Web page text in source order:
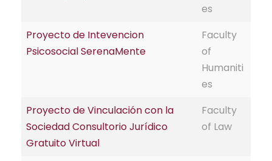
es
Proyecto de Intevencion
Psicosocial SerenaMente
Faculty
of
Humaniti
es
Proyecto de Vinculación con la
Sociedad Consultorio Jurídico
Gratuito Virtual
Faculty
of Law